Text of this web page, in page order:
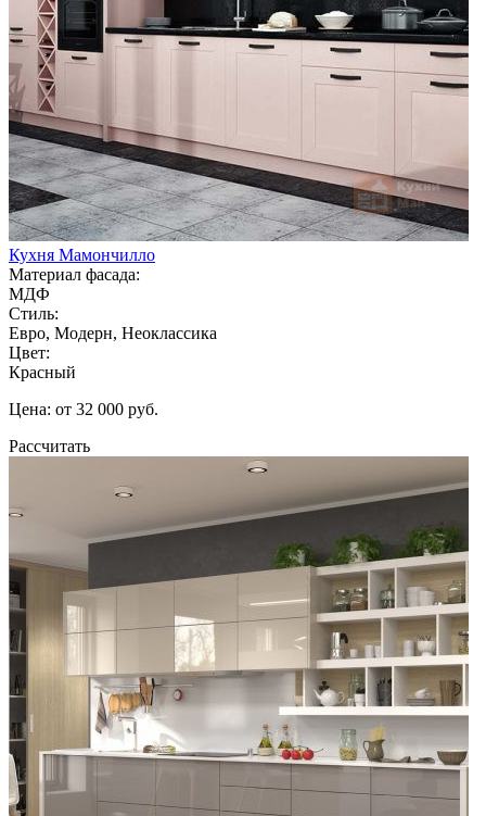
Кухня Мамончилло
Материал фасада:
МДФ
Стиль:
Евро, Модерн, Неоклассика
Цвет:
Красный
Цена: от 32 000 руб.
Рассчитать